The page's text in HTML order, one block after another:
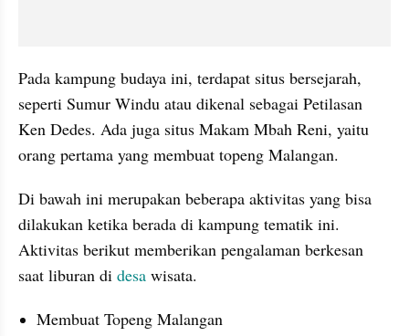
Pada kampung budaya ini, terdapat situs bersejarah,
seperti Sumur Windu atau dikenal sebagai Petilasan
Ken Dedes. Ada juga situs Makam Mbah Reni, yaitu
orang pertama yang membuat topeng Malangan.
Di bawah ini merupakan beberapa aktivitas yang bisa
dilakukan ketika berada di kampung tematik ini.
Aktivitas berikut memberikan pengalaman berkesan
saat liburan di desa wisata.
Membuat Topeng Malangan